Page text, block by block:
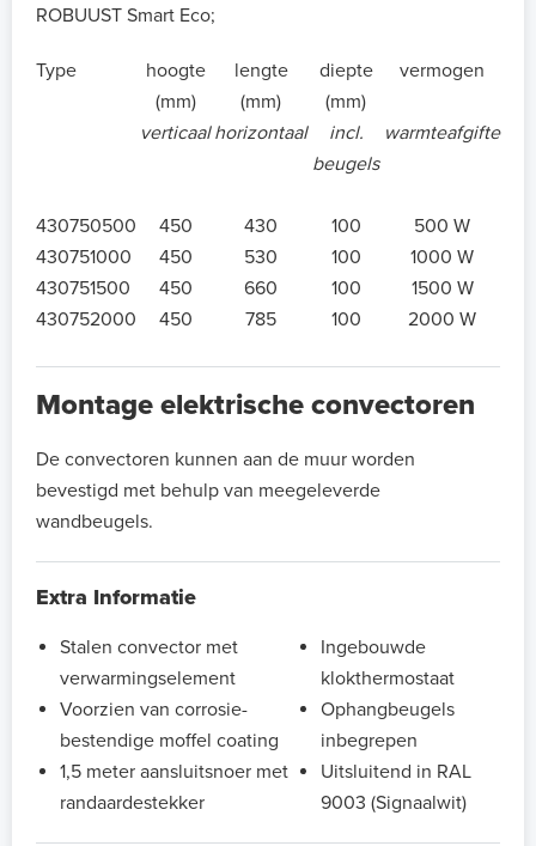
ROBUUST Smart Eco;
Type
hoogte
(mm)
lengte
(mm)
diepte
(mm)
vermogen
verticaal horizontaal
incl.
beugels
warmteafgifte
430750500 450 430 100
500 W
430751000
450 530 100
1000 W
430751500
450 660 100
1500 W
430752000
450 785 100 2000 W
Montage elektrische convectoren
De convectoren kunnen aan de muur worden
bevestigd met behulp van meegeleverde
wandbeugels.
Extra Informatie
Stalen convector met
verwarmingselement
Voorzien van corrosie-
bestendige moffel coating
1,5 meter aansluitsnoer met
randaardestekker
Ingebouwde
klokthermostaat
Ophangbeugels
inbegrepen
Uitsluitend in RAL
9003 (Signaalwit)